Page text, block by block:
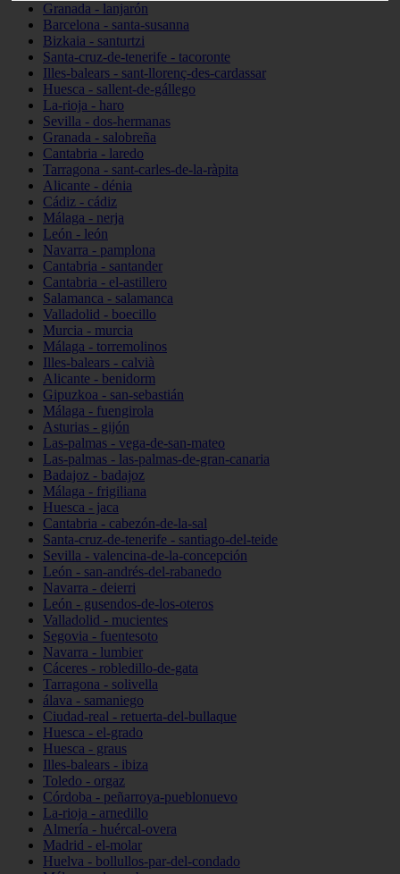
Granada - lanjarón
Barcelona - santa-susanna
Bizkaia - santurtzi
Santa-cruz-de-tenerife - tacoronte
Illes-balears - sant-llorenç-des-cardassar
Huesca - sallent-de-gállego
La-rioja - haro
Sevilla - dos-hermanas
Granada - salobreña
Cantabria - laredo
Tarragona - sant-carles-de-la-ràpita
Alicante - dénia
Cádiz - cádiz
Málaga - nerja
León - león
Navarra - pamplona
Cantabria - santander
Cantabria - el-astillero
Salamanca - salamanca
Valladolid - boecillo
Murcia - murcia
Málaga - torremolinos
Illes-balears - calvià
Alicante - benidorm
Gipuzkoa - san-sebastián
Málaga - fuengirola
Asturias - gijón
Las-palmas - vega-de-san-mateo
Las-palmas - las-palmas-de-gran-canaria
Badajoz - badajoz
Málaga - frigiliana
Huesca - jaca
Cantabria - cabezón-de-la-sal
Santa-cruz-de-tenerife - santiago-del-teide
Sevilla - valencina-de-la-concepción
León - san-andrés-del-rabanedo
Navarra - deierri
León - gusendos-de-los-oteros
Valladolid - mucientes
Segovia - fuentesoto
Navarra - lumbier
Cáceres - robledillo-de-gata
Tarragona - solivella
álava - samaniego
Ciudad-real - retuerta-del-bullaque
Huesca - el-grado
Huesca - graus
Illes-balears - ibiza
Toledo - orgaz
Córdoba - peñarroya-pueblonuevo
La-rioja - arnedillo
Almería - huércal-overa
Madrid - el-molar
Huelva - bollullos-par-del-condado